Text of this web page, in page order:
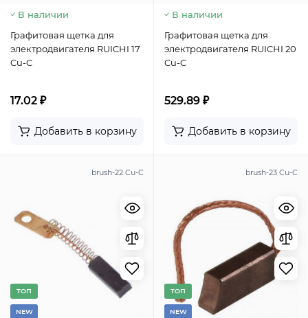
В наличии
Графитовая щетка для
электродвигателя RUICHI 17
Cu-C
17.02 ₽
Добавить в корзину
В наличии
Графитовая щетка для
электродвигателя RUICHI 20
Cu-C
529.89 ₽
Добавить в корзину
brush-22 Cu-C
TОП
NEW
brush-23 Cu-C
TОП
NEW